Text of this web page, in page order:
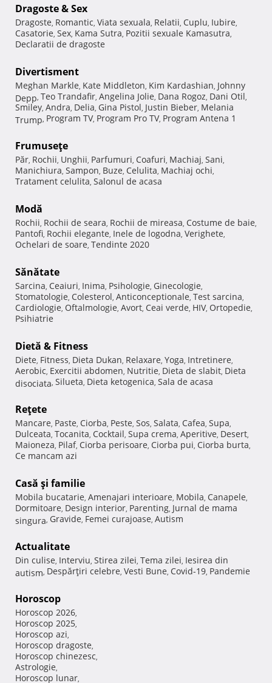
Dragoste & Sex
Dragoste, Romantic, Viata sexuala, Relatii, Cuplu, Iubire,
Casatorie, Sex, Kama Sutra, Pozitii sexuale Kamasutra,
Declaratii de dragoste
Divertisment
Meghan Markle, Kate Middleton, Kim Kardashian, Johnny
Depp, Teo Trandafir, Angelina Jolie, Dana Rogoz, Dani Otil,
Smiley, Andra, Delia, Gina Pistol, Justin Bieber, Melania
Trump, Program TV, Program Pro TV, Program Antena 1
Frumuseţe
Păr, Rochii, Unghii, Parfumuri, Coafuri, Machiaj, Sani,
Manichiura, Sampon, Buze, Celulita, Machiaj ochi,
Tratament celulita, Salonul de acasa
Modă
Rochii, Rochii de seara, Rochii de mireasa, Costume de baie,
Pantofi, Rochii elegante, Inele de logodna, Verighete,
Ochelari de soare, Tendinte 2020
Sănătate
Sarcina, Ceaiuri, Inima, Psihologie, Ginecologie,
Stomatologie, Colesterol, Anticonceptionale, Test sarcina,
Cardiologie, Oftalmologie, Avort, Ceai verde, HIV, Ortopedie,
Psihiatrie
Dietă & Fitness
Diete, Fitness, Dieta Dukan, Relaxare, Yoga, Intretinere,
Aerobic, Exercitii abdomen, Nutritie, Dieta de slabit, Dieta
disociata, Silueta, Dieta ketogenica, Sala de acasa
Reţete
Mancare, Paste, Ciorba, Peste, Sos, Salata, Cafea, Supa,
Dulceata, Tocanita, Cocktail, Supa crema, Aperitive, Desert,
Maioneza, Pilaf, Ciorba perisoare, Ciorba pui, Ciorba burta,
Ce mancam azi
Casă şi familie
Mobila bucatarie, Amenajari interioare, Mobila, Canapele,
Dormitoare, Design interior, Parenting, Jurnal de mama
singura, Gravide, Femei curajoase, Autism
Actualitate
Din culise, Interviu, Stirea zilei, Tema zilei, Iesirea din
autism, Despărţiri celebre, Vesti Bune, Covid-19, Pandemie
Horoscop
Horoscop 2026,
Horoscop 2025,
Horoscop azi,
Horoscop dragoste,
Horoscop chinezesc,
Astrologie,
Horoscop lunar,